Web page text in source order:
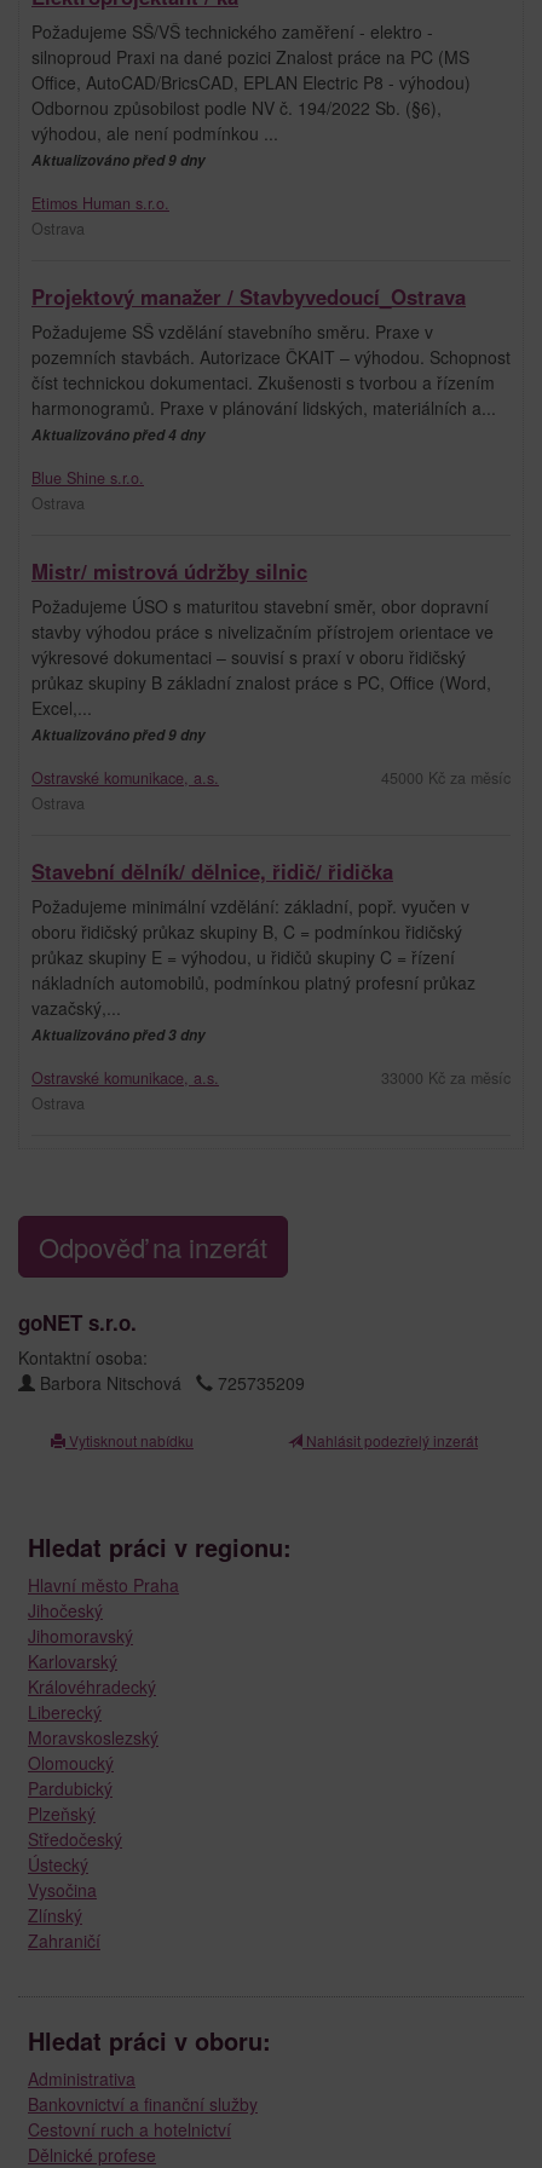
Požadujeme SŠ/VŠ technického zaměření - elektro -
silnoproud Praxi na dané pozici Znalost práce na PC (MS
Office, AutoCAD/BricsCAD, EPLAN Electric P8 - výhodou)
Odbornou způsobilost podle NV č. 194/2022 Sb. (§6),
výhodou, ale není podmínkou ...
Aktualizováno před 9 dny
Etimos Human s.r.o.
Ostrava
Projektový manažer / Stavbyvedoucí_Ostrava
Požadujeme SŠ vzdělání stavebního směru. Praxe v
pozemních stavbách. Autorizace ČKAIT – výhodou. Schopnost
číst technickou dokumentaci. Zkušenosti s tvorbou a řízením
harmonogramů. Praxe v plánování lidských, materiálních a...
Aktualizováno před 4 dny
Blue Shine s.r.o.
Ostrava
Mistr/ mistrová údržby silnic
Požadujeme ÚSO s maturitou stavební směr, obor dopravní
stavby výhodou práce s nivelizačním přístrojem orientace ve
výkresové dokumentaci – souvisí s praxí v oboru řidičský
průkaz skupiny B základní znalost práce s PC, Office (Word,
Excel,...
Aktualizováno před 9 dny
Ostravské komunikace, a.s.
Ostrava
45000 Kč za měsíc
Stavební dělník/ dělnice, řidič/ řidička
Požadujeme minimální vzdělání: základní, popř. vyučen v
oboru řidičský průkaz skupiny B, C = podmínkou řidičský
průkaz skupiny E = výhodou, u řidičů skupiny C = řízení
nákladních automobilů, podmínkou platný profesní průkaz
vazačský,...
Aktualizováno před 3 dny
Ostravské komunikace, a.s.
Ostrava
33000 Kč za měsíc
Odpověď na inzerát
goNET s.r.o.
Kontaktní osoba:
Barbora Nitschová
725735209
Vytisknout nabídku Nahlásit podezřelý inzerát
Hledat práci v regionu:
Hlavní město Praha
Jihočeský
Jihomoravský
Karlovarský
Královéhradecký
Liberecký
Moravskoslezský
Olomoucký
Pardubický
Plzeňský
Středočeský
Ústecký
Vysočina
Zlínský
Zahraničí
Hledat práci v oboru:
Administrativa
Bankovnictví a finanční služby
Cestovní ruch a hotelnictví
Dělnické profese